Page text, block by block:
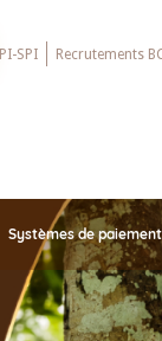
PI-SPI Recrutements
Systèmes de paiement